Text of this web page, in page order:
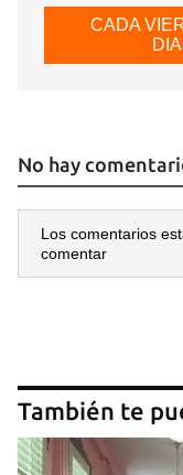
CADA
No hay
Los comentarios
comentar
También te